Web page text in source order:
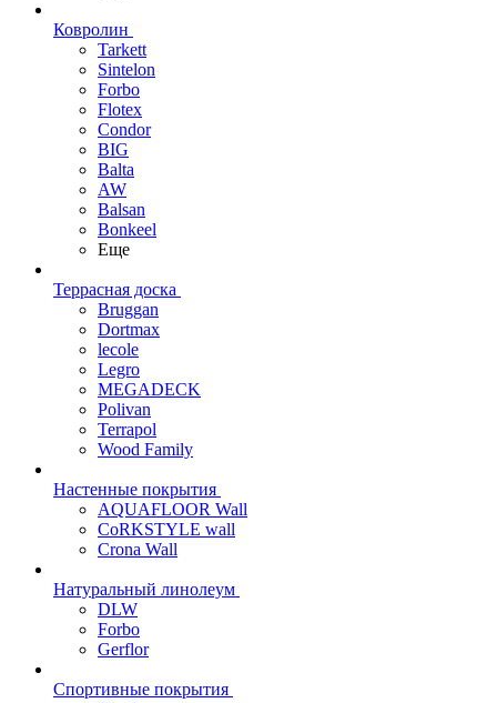
Ковролин
Tarkett
Sintelon
Forbo
Flotex
Condor
BIG
Balta
AW
Balsan
Bonkeel
Еще
Террасная доска
Bruggan
Dortmax
lecole
Legro
MEGADECK
Polivan
Terrapol
Wood Family
Настенные покрытия
AQUAFLOOR Wall
CoRKSTYLE wall
Crona Wall
Натуральный линолеум
DLW
Forbo
Gerflor
Спортивные покрытия